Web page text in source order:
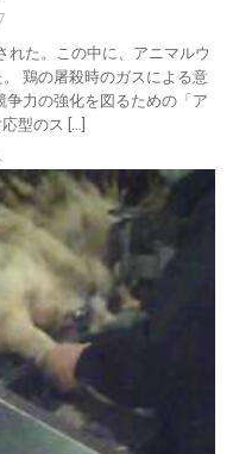
れた。この中に、アニマルウ
鶏の屠殺時のガスによる意
力の強化を図るための「ア
型のス […]